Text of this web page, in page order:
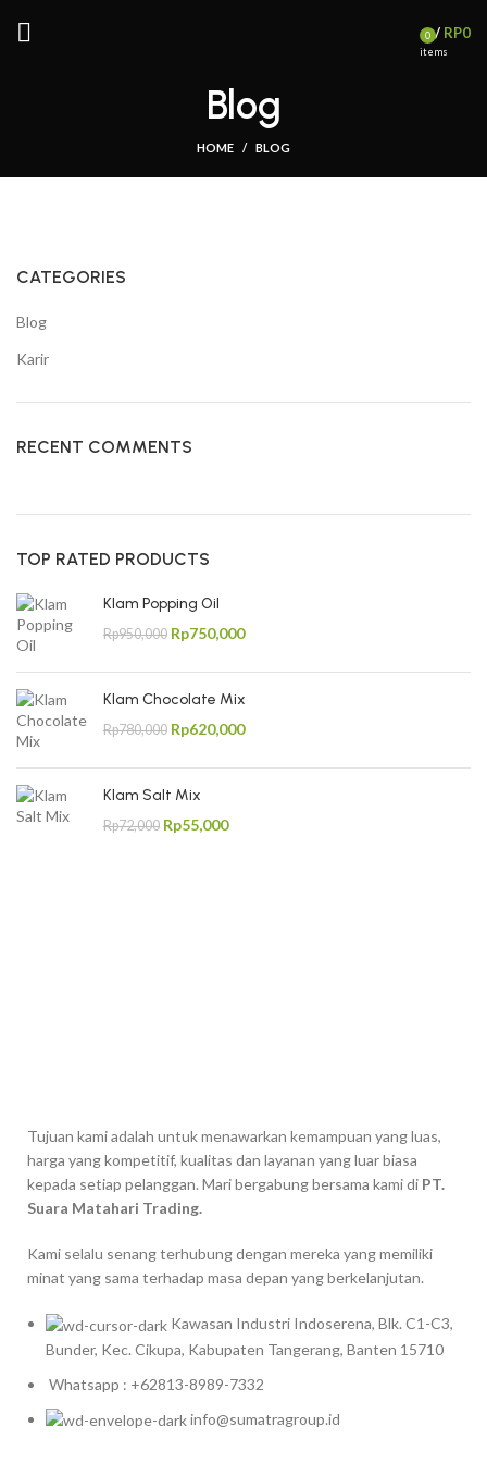
0
items
/ RP0
Blog
HOME BLOG
CATEGORIES
Blog
Karir
RECENT COMMENTS
TOP RATED PRODUCTS
Klam Popping Oil
Rp950,000 Rp750,000
Klam Chocolate Mix
Rp780,000 Rp620,000
Klam Salt Mix
Rp72,000 Rp55,000
Tujuan kami adalah untuk menawarkan kemampuan yang luas,
harga yang kompetitif, kualitas dan layanan yang luar biasa
kepada setiap pelanggan. Mari bergabung bersama kami di PT.
Suara Matahari Trading.
Kami selalu senang terhubung dengan mereka yang memiliki
minat yang sama terhadap masa depan yang berkelanjutan.
Kawasan Industri Indoserena, Blk. C1-C3,
Bunder, Kec. Cikupa, Kabupaten Tangerang, Banten 15710
Whatsapp : +62813-8989-7332
info@sumatragroup.id